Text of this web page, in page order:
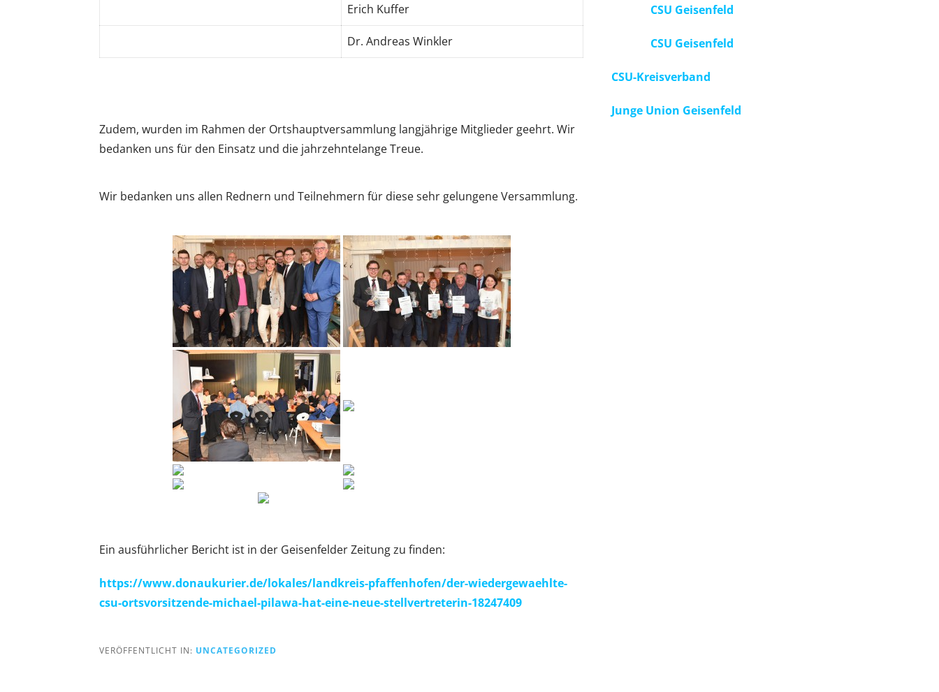
Erich Kuffer
Dr. Andreas Winkler
Zudem, wurden im Rahmen der Ortshauptversammlung langjährige Mitglieder geehrt. Wir
bedanken uns für den Einsatz und die jahrzehntelange Treue.
Wir bedanken uns allen Rednern und Teilnehmern für diese sehr gelungene Versammlung.
Ein ausführlicher Bericht ist in der Geisenfelder Zeitung zu finden:
https://www.donaukurier.de/lokales/landkreis-pfaffenhofen/der-wiedergewaehlte-
csu-ortsvorsitzende-michael-pilawa-hat-eine-neue-stellvertreterin-18247409
VERÖFFENTLICHT IN: UNCATEGORIZED
CSU Geisenfeld
CSU Geisenfeld
CSU-Kreisverband
Junge Union Geisenfeld